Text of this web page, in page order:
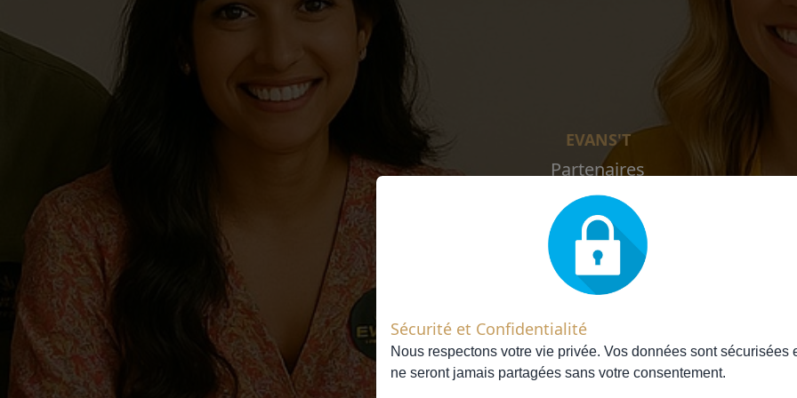
Sécurité et Confidentialité
Nous respectons votre vie privée. Vos données sont sécurisées
ne seront jamais partagées sans votre consentement.
EVANS'T
Partenaires